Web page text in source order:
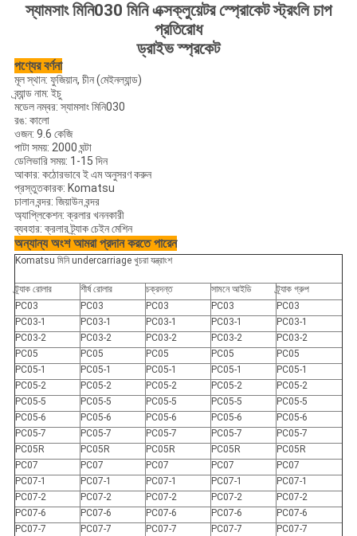
স্যামসাং মিনি030 মিনি এক্সক্লুয়েটর স্প্রোকেট স্ট্রংলি চাপ
প্রতিরোধ
ড্রাইভ স্প্রকেট
পণ্যের বর্ণনা
মূল স্থান: ফুজিয়ান, চীন (মেইনল্যান্ড)
ব্র্যান্ড নাম: ইচু
মডেল নম্বর:স্যামসাং মিনি030
রঙ: কালো
ওজন: 9.6 কেজি
পাটা সময়: 2000 ঘন্টা
ডেলিভারি সময়: 1-15 দিন
আকার: কঠোরভাবে ই এম অনুসরণ করুন
প্রস্তুতকারক: Komatsu
চালান বন্দর: জিয়াউন বন্দর
অ্যাপ্লিকেশন:ক্রলার খননকারী
ব্যবহার:ক্রলার ট্র্যাক চেইন মেশিন
অন্যান্য অংশ আমরা প্রদান করতে পারেন
Komatsu মিনি undercarriage খুচরা যন্ত্রাংশ
ট্র্যাক রোলার শীর্ষ রোলার চক্রদন্ত সামনে আইডি
ট্র্যাক গ্রুপ
PC03
PC03 PC03 PC03
PC03
PC03-1
PC03-1 PC03-1 PC03-1
PC03-1
PC03-2
PC03-2 PC03-2 PC03-2
PC03-2
PC05
PC05 PC05 PC05
PC05
PC05-1
PC05-1 PC05-1 PC05-1
PC05-1
PC05-2
PC05-2 PC05-2 PC05-2
PC05-2
PC05-5
PC05-5 PC05-5 PC05-5
PC05-5
PC05-6
PC05-6 PC05-6 PC05-6
PC05-6
PC05-7
PC05-7 PC05-7 PC05-7
PC05-7
PC05R
PC05R PC05R PC05R
PC05R
PC07
PC07 PC07 PC07
PC07
PC07-1
PC07-1 PC07-1 PC07-1
PC07-1
PC07-2
PC07-2 PC07-2 PC07-2
PC07-2
PC07-6
PC07-6 PC07-6 PC07-6
PC07-6
PC07-7
PC07-7 PC07-7 PC07-7
PC07-7